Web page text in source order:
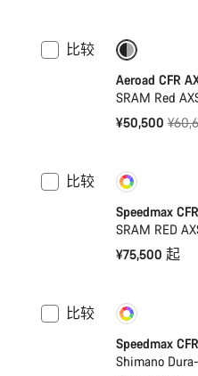
比较
Aeroad CFR
SRAM Red
¥50,500 原
比较
Speedmax
SRAM RED
¥75,500 起
比较
Speedmax
Shimano